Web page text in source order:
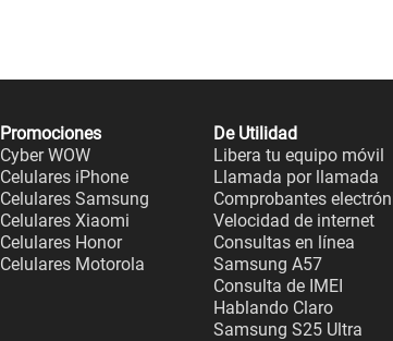
Promociones
Cyber WOW
Celulares iPhone
Celulares Samsung
Celulares Xiaomi
Celulares Honor
Celulares Motorola
De Utilidad
Libera tu equipo móvil
Llamada por llamada
Comprobantes
Velocidad de internet
Consultas en línea
Samsung A57
Consulta de IMEI
Hablando Claro
Samsung S25 Ultra